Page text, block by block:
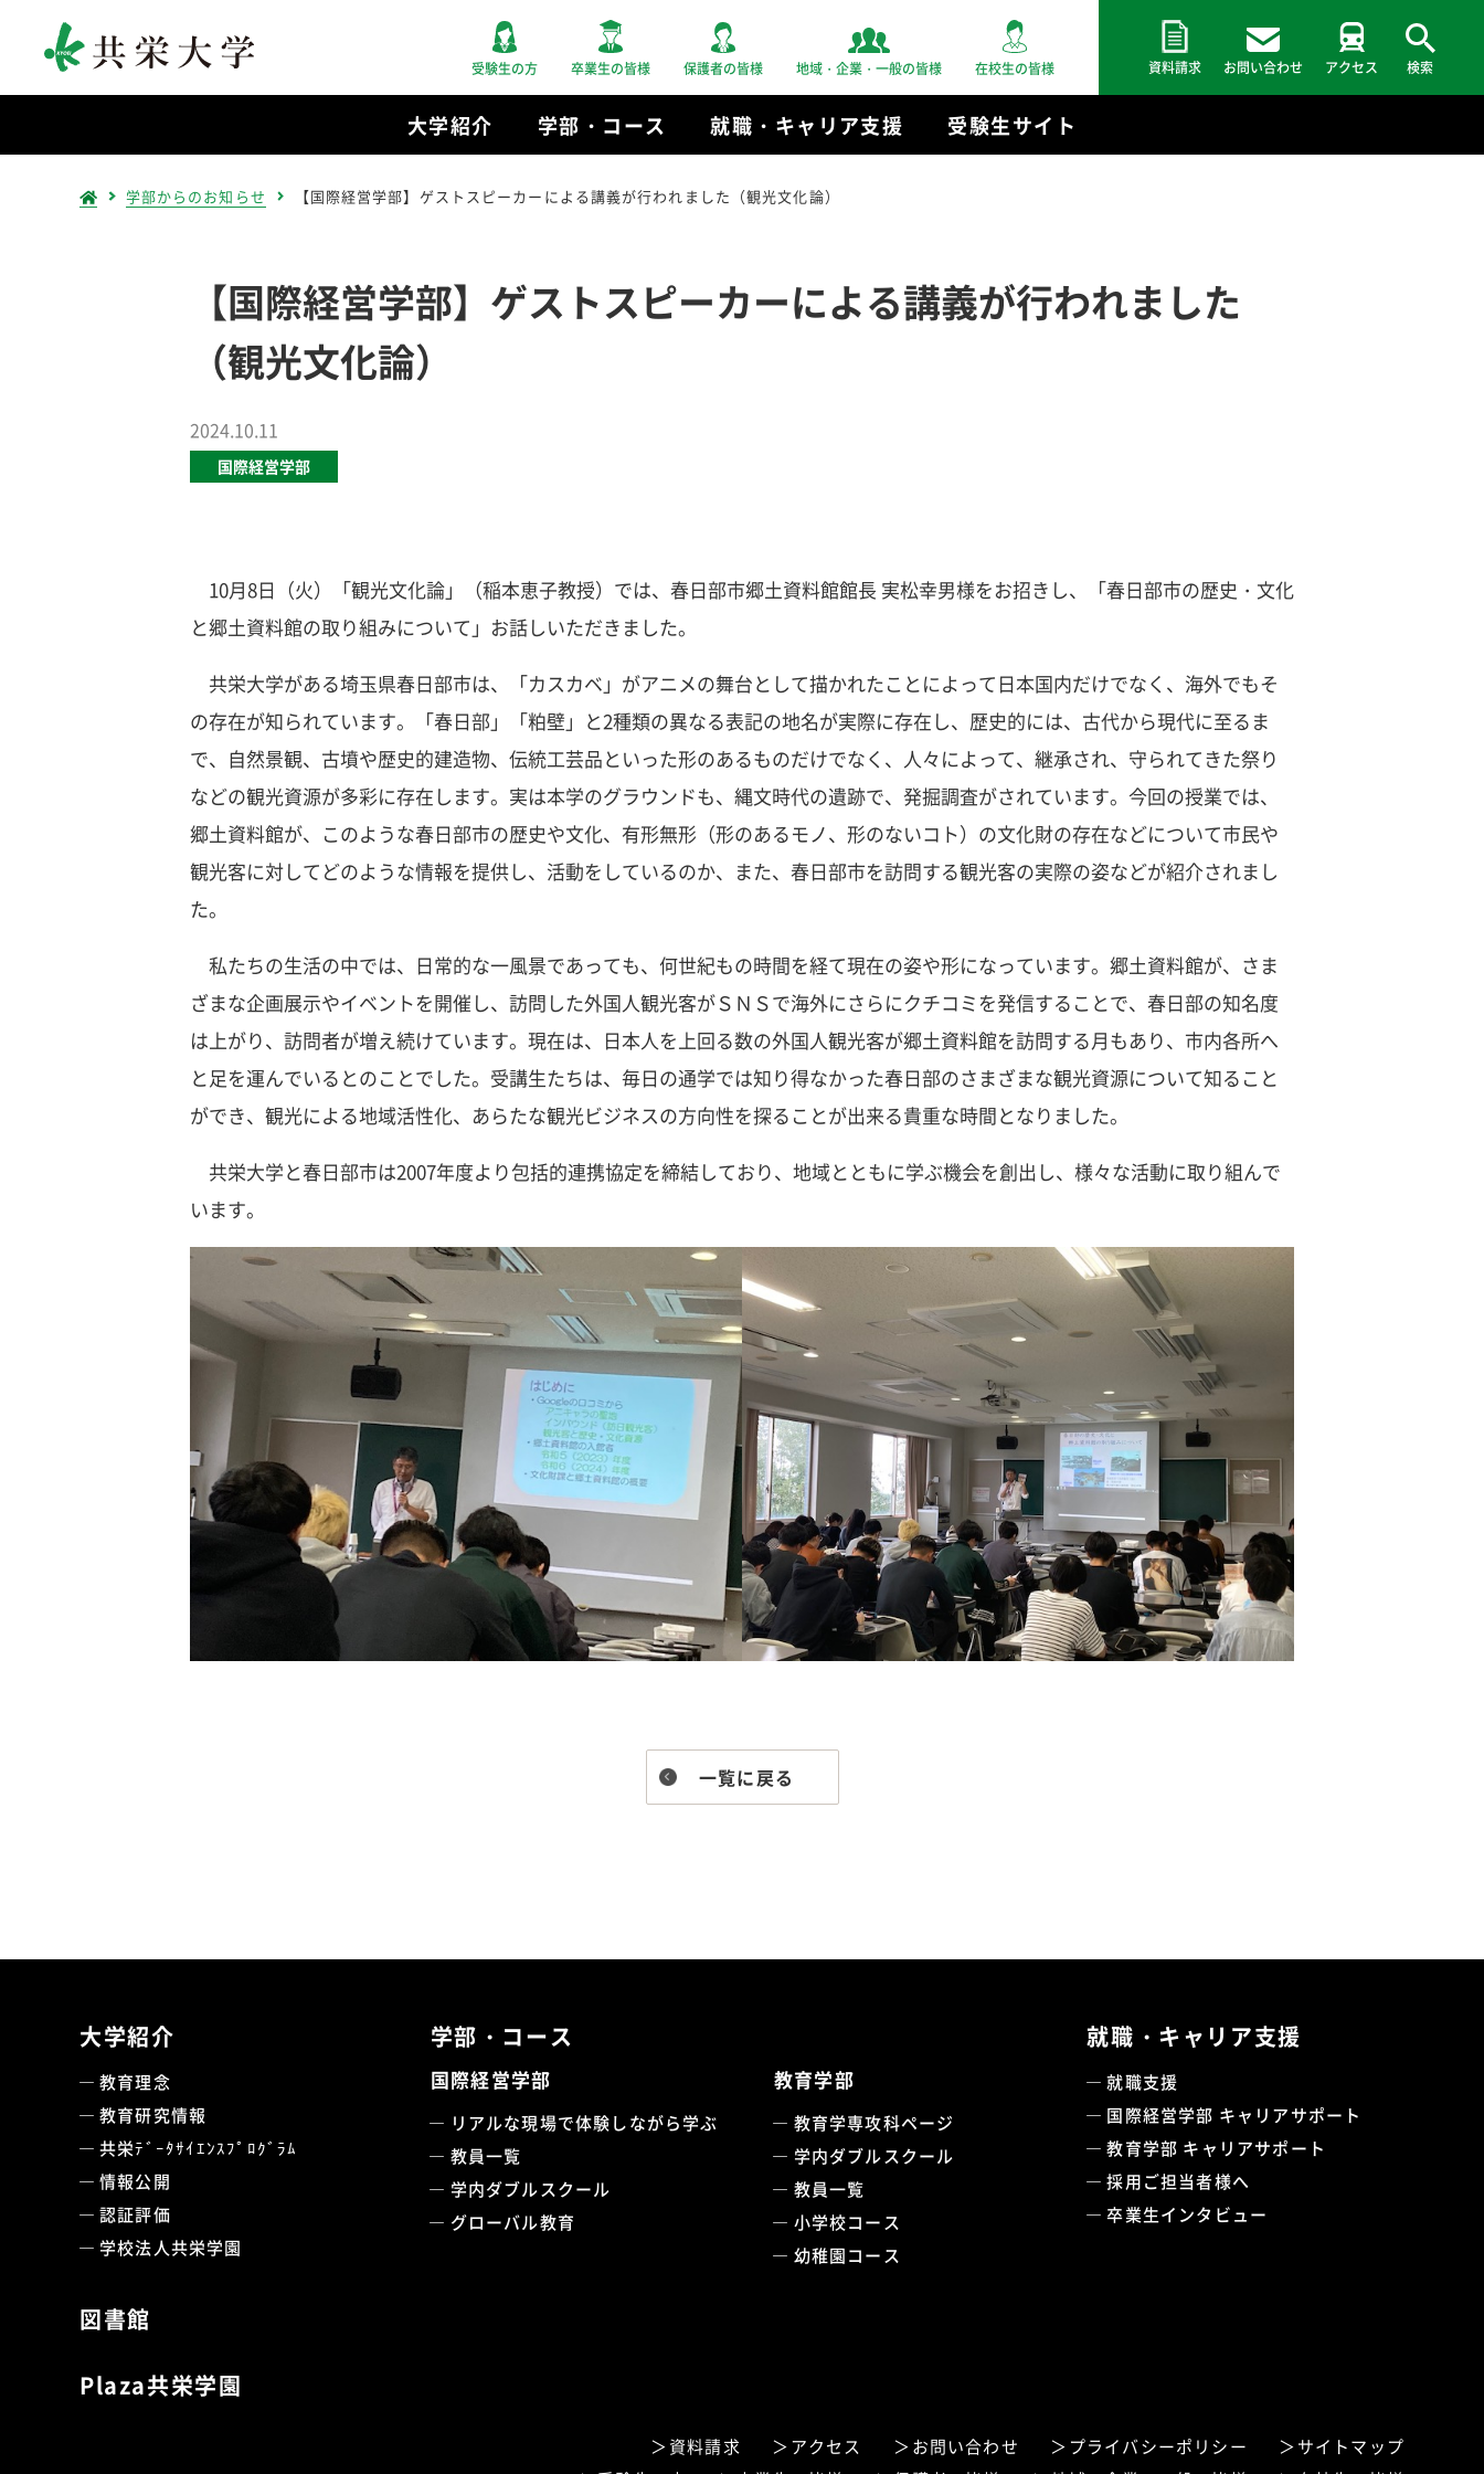
受験生の方 卒業生の皆様 保護者の皆様 地域・企業・一般の皆様 在校生の皆様 資料請求 お問い合わせ アクセス 検索
大学紹介 学部・コース 就職・キャリア支援 受験生サイト
学部からのお知らせ 【国際経営学部】ゲストスピーカーによる講義が行われました（観光文化論）
【国際経営学部】ゲストスピーカーによる講義が行われました
（観光文化論）
2024.10.11
国際経営学部
10月8日（火）「観光文化論」（稲本恵子教授）では、春日部市郷土資料館館長 実松幸男様をお招きし、「春日部市の歴史・文化
と郷土資料館の取り組みについて」お話しいただきました。
共栄大学がある埼玉県春日部市は、「カスカベ」がアニメの舞台として描かれたことによって日本国内だけでなく、海外でもそ
の存在が知られています。「春日部」「粕壁」と2種類の異なる表記の地名が実際に存在し、歴史的には、古代から現代に至るま
で、自然景観、古墳や歴史的建造物、伝統工芸品といった形のあるものだけでなく、人々によって、継承され、守られてきた祭り
などの観光資源が多彩に存在します。実は本学のグラウンドも、縄文時代の遺跡で、発掘調査がされています。今回の授業では、
郷土資料館が、このような春日部市の歴史や文化、有形無形（形のあるモノ、形のないコト）の文化財の存在などについて市民や
観光客に対してどのような情報を提供し、活動をしているのか、また、春日部市を訪問する観光客の実際の姿などが紹介されまし
た。
私たちの生活の中では、日常的な一風景であっても、何世紀もの時間を経て現在の姿や形になっています。郷土資料館が、さま
ざまな企画展示やイベントを開催し、訪問した外国人観光客がＳＮＳで海外にさらにクチコミを発信することで、春日部の知名度
は上がり、訪問者が増え続けています。現在は、日本人を上回る数の外国人観光客が郷土資料館を訪問する月もあり、市内各所へ
と足を運んでいるとのことでした。受講生たちは、毎日の通学では知り得なかった春日部のさまざまな観光資源について知ること
ができ、観光による地域活性化、あらたな観光ビジネスの方向性を探ることが出来る貴重な時間となりました。
共栄大学と春日部市は2007年度より包括的連携協定を締結しており、地域とともに学ぶ機会を創出し、様々な活動に取り組んで
います。
一覧に戻る
大学紹介
教育理念
教育研究情報
共栄ﾃﾞｰﾀｻｲｴﾝｽﾌﾟﾛｸﾞﾗﾑ
情報公開
認証評価
学校法人共栄学園
図書館
Plaza共栄学園
学部・コース
国際経営学部
リアルな現場で体験しながら学ぶ
教員一覧
学内ダブルスクール
グローバル教育
教育学部
教育学専攻科ページ
学内ダブルスクール
教員一覧
小学校コース
幼稚園コース
就職・キャリア支援
就職支援
国際経営学部 キャリアサポート
教育学部 キャリアサポート
採用ご担当者様へ
卒業生インタビュー
資料請求 アクセス お問い合わせ プライバシーポリシー
サイトマップ